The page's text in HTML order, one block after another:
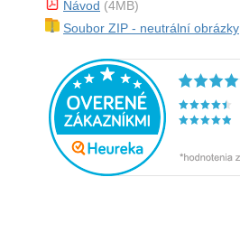
Návod (4MB)
Soubor ZIP - neutrální obrázky